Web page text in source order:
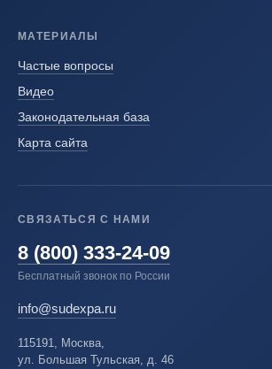
МАТЕРИАЛЫ
Частые вопросы
Видео
Законодательная база
Карта сайта
СВЯЗАТЬСЯ С НАМИ
8 (800) 333-24-09
Бесплатный звонок по России
info@sudexpa.ru
115191, Москва,
ул. Большая Тульская, д. 46